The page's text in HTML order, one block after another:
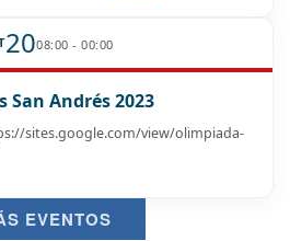
2008:00 - 00:00
San Andrés 2023
sites.google.com/view/olimpiada-
EVENTOS